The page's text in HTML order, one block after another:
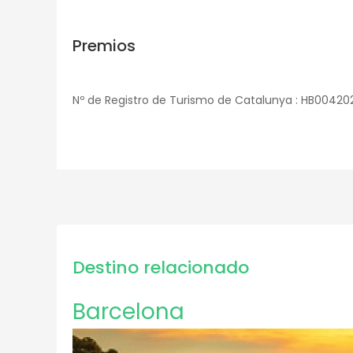
Premios
Nº de Registro de Turismo de Catalunya :
Destino relacionado
Barcelona